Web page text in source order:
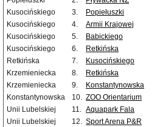
Kusocińskiego
3. Popiełuszki
Kusocińskiego
4. Armii Krajowej
Kusocińskiego
5. Babickiego
Kusocińskiego
6. Retkińska
Retkińska
7. Kusocińskiego
Krzemieniecka
8. Retkińska
Krzemieniecka
9. Konstantynowska
Konstantynowska
10. ZOO Orientarium
Unii Lubelskiej
11. Aquapark Fala
Unii Lubelskiej
12. Sport Arena P&R